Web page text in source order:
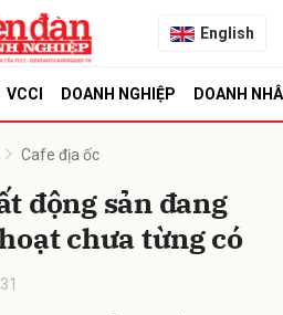
English
VCCI DOANH NGHIỆP DOANH
Cafe địa ốc
động sản đang
chưa từng có